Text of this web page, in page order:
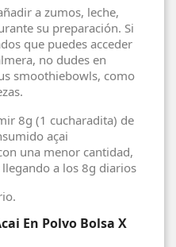
a zumos, leche,
su preparación. Si
que puedes acceder
no dudes en
smoothiebowls, como
8g (1 cucharadita) de
açai
una menor cantidad,
a los 8g diarios
En Polvo Bolsa X